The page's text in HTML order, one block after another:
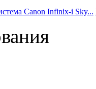
Canon Infinix-i Sky...